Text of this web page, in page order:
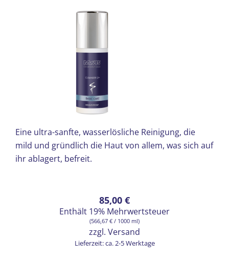
Eine ultra-sanfte, wasserlösliche Reinigung, die
mild und gründlich die Haut von allem, was sich auf
ihr ablagert, befreit.
85,00 €
Enthält 19% Mehrwertsteuer
(566,67 € / 1000 ml)
zzgl. Versand
Lieferzeit: ca. 2-5 Werktage